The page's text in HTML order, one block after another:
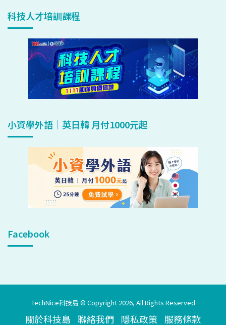
科技人才培訓課程
小資學外語｜英日韓 月付1000元起
Facebook
TechNice科技島 © Copyright 2026, All Rights Reserved
關於科技島 聯絡我們 隱私政策 服務條款